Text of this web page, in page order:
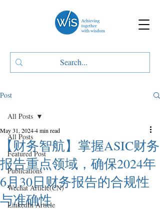
Post
All Posts
Featured Post
Publications
Wechat Article(CN)
LinkedIn Article
All Posts
【财务智航】掌握ASIC财务
报告重点领域，确保2024年
6月30日财务报告的合规性
与准确性
May 31, 20244 min read